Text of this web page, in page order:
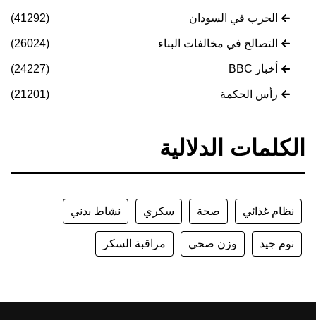
الحرب في السودان (41292)
التصالح في مخالفات البناء (26024)
أخبار BBC (24227)
رأس الحكمة (21201)
الكلمات الدلالية
نظام غذائي صحة سكري نشاط بدني
نوم جيد وزن صحي مراقبة السكر